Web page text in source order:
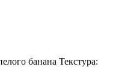
банана Текстура: